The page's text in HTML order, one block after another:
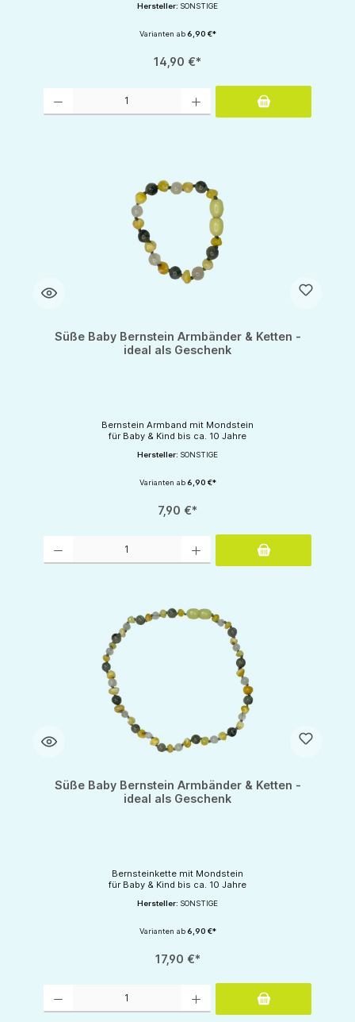
Hersteller: SONSTIGE
Varianten ab6,90 €*
14,90 €*
Süße Baby Bernstein Armbänder & Ketten -
ideal als Geschenk
Bernstein Armband mit Mondstein
für Baby & Kind bis ca. 10 Jahre
Hersteller: SONSTIGE
Varianten ab6,90 €*
7,90 €*
Süße Baby Bernstein Armbänder & Ketten -
ideal als Geschenk
Bernsteinkette mit Mondstein
für Baby & Kind bis ca. 10 Jahre
Hersteller: SONSTIGE
Varianten ab6,90 €*
17,90 €*